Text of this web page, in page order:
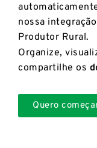
nossa
Produtor Rural.
Organize,
compartilhe os
Quero